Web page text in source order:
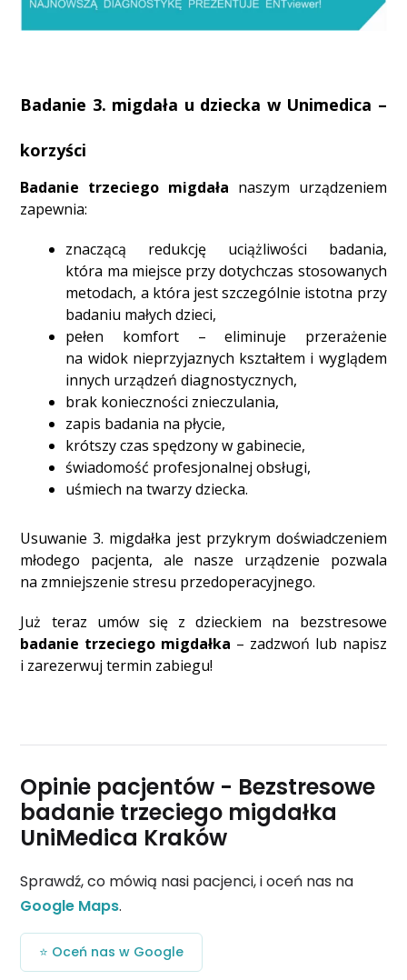
Badanie 3. migdała u dziecka w Unimedica –
korzyści
Badanie trzeciego migdała naszym urządzeniem
zapewnia:
znaczącą redukcję uciążliwości badania,
która ma miejsce przy dotychczas stosowanych
metodach, a która jest szczególnie istotna przy
badaniu małych dzieci,
pełen komfort – eliminuje przerażenie
na widok nieprzyjaznych kształtem i wyglądem
innych urządzeń diagnostycznych,
brak konieczności znieczulania,
zapis badania na płycie,
krótszy czas spędzony w gabinecie,
świadomość profesjonalnej obsługi,
uśmiech na twarzy dziecka.
Usuwanie 3. migdałka jest przykrym doświadczeniem
młodego pacjenta, ale nasze urządzenie pozwala
na zmniejszenie stresu przedoperacyjnego.
Już teraz umów się z dzieckiem na bezstresowe
badanie trzeciego migdałka – zadzwoń lub napisz
i zarezerwuj termin zabiegu!
Opinie pacjentów - Bezstresowe
badanie trzeciego migdałka
UniMedica Kraków
Sprawdź, co mówią nasi pacjenci, i oceń nas na
Google Maps.
⭐ Oceń nas w Google